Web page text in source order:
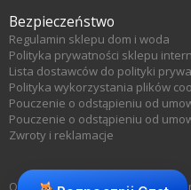
Bezpieczeństwo
Regulamin sklepu dom i woda
Polityka prywatności sklepu
Lista dostawców do polityki
Polityka wykorzystania plików
Pouczenie o odstąpieniu od
Pouczenie o odstąpieniu od
Zwroty i reklamacje
Oprogramowanie sklepu